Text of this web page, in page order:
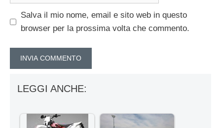
Salva il mio nome, email e sito web in questo
browser per la prossima volta che commento.
LEGGI ANCHE: